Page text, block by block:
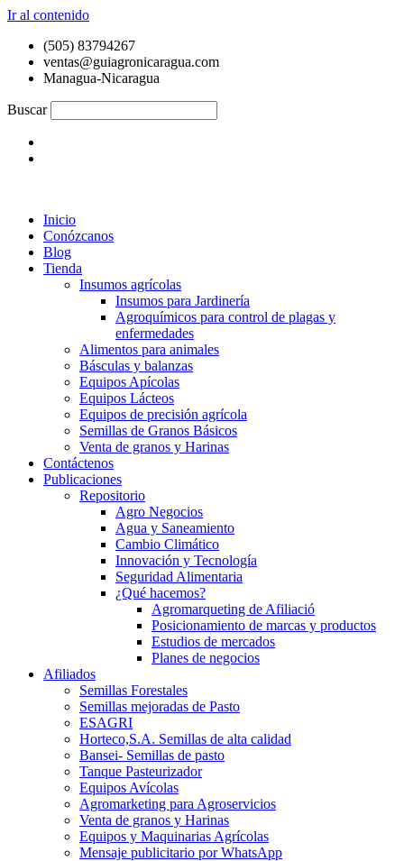
Ir al contenido
(505) 83794267
ventas@guiagronicaragua.com
Managua-Nicaragua
Buscar
Inicio
Conózcanos
Blog
Tienda
Insumos agrícolas
Insumos para Jardinería
Agroquímicos para control de plagas y
enfermedades
Alimentos para animales
Básculas y balanzas
Equipos Apícolas
Equipos Lácteos
Equipos de precisión agrícola
Semillas de Granos Básicos
Venta de granos y Harinas
Contáctenos
Publicaciones
Repositorio
Agro Negocios
Agua y Saneamiento
Cambio Climático
Innovación y Tecnología
Seguridad Alimentaria
¿Qué hacemos?
Agromarqueting de Afiliació
Posicionamiento de marcas y productos
Estudios de mercados
Planes de negocios
Afiliados
Semillas Forestales
Semillas mejoradas de Pasto
ESAGRI
Horteco,S.A. Semillas de alta calidad
Bansei- Semillas de pasto
Tanque Pasteurizador
Equipos Avícolas
Agromarketing para Agroservicios
Venta de granos y Harinas
Equipos y Maquinarias Agrícolas
Mensaje publicitario por WhatsApp